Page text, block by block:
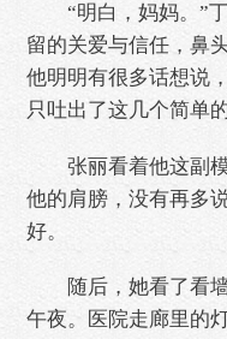
“明白，妈妈。”丁
留的关爱与信任，鼻
他明明有很多话想说
只吐出了这几个简单的
张丽看着他这副模
他的肩膀，没有再多
好。
随后，她看了看墙
午夜。医院走廊里的